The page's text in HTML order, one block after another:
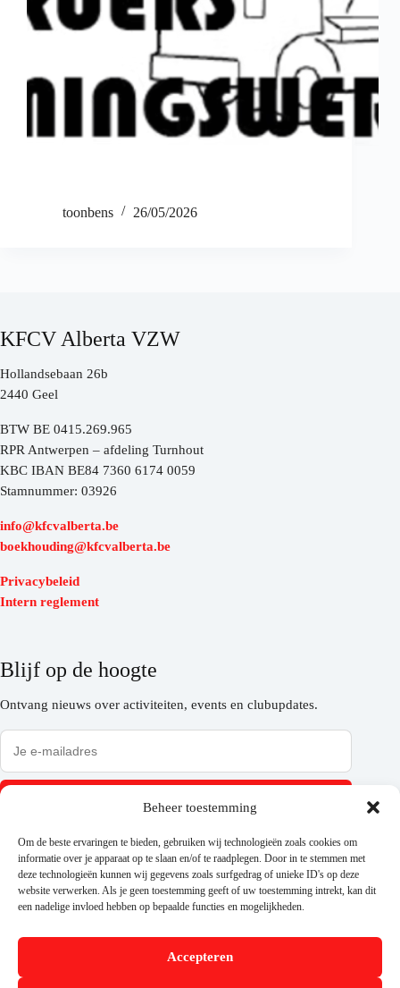
Beheer toestemming
Om de beste ervaringen te bieden, gebruiken wij technologieën zoals cookies om
informatie over je apparaat op te slaan en/of te raadplegen. Door in te stemmen met
deze technologieën kunnen wij gegevens zoals surfgedrag of unieke ID's op deze
website verwerken. Als je geen toestemming geeft of uw toestemming intrekt, kan dit
een nadelige invloed hebben op bepaalde functies en mogelijkheden.
Accepteren
toonbens 26/05/2026
KFCV Alberta VZW
Hollandsebaan 26b
2440 Geel
BTW BE 0415.269.965
RPR Antwerpen – afdeling Turnhout
KBC IBAN BE84 7360 6174 0059
Stamnummer: 03926
info@kfcvalberta.be
boekhouding@kfcvalberta.be
Privacybeleid
Intern reglement
Blijf op de hoogte
Ontvang nieuws over activiteiten, events en clubupdates.
Inschrijven
Volg ons